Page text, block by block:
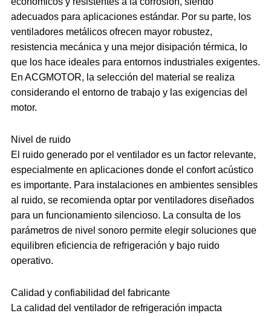
adecuados para aplicaciones estándar. Por su parte, los
ventiladores metálicos ofrecen mayor robustez,
resistencia mecánica y una mejor disipación térmica, lo
que los hace ideales para entornos industriales exigentes.
En ACGMOTOR, la selección del material se realiza
considerando el entorno de trabajo y las exigencias del
motor.
Nivel de ruido
El ruido generado por el ventilador es un factor relevante,
especialmente en aplicaciones donde el confort acústico
es importante. Para instalaciones en ambientes sensibles
al ruido, se recomienda optar por ventiladores diseñados
para un funcionamiento silencioso. La consulta de los
parámetros de nivel sonoro permite elegir soluciones que
equilibren eficiencia de refrigeración y bajo ruido
operativo.
Calidad y confiabilidad del fabricante
La calidad del ventilador de refrigeración impacta